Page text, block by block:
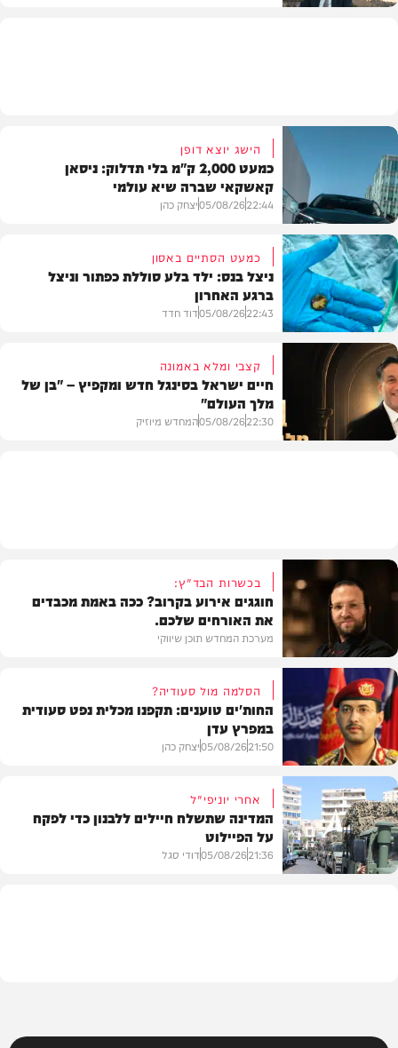
חדשות הרכב
הישג יוצא דופן
כמעט 2,000 ק"מ בלי תדלוק: ניסאן
קאשקאי שברה שיא עולמי
22:44
05/08/26יצחק כהן
בריאות
כמעט הסתיים באסון
ניצל בנס: ילד בלע סוללת כפתור וניצל
ברגע האחרון
22:43
05/08/26דוד חדד
קצבי ומלא באמונה
חיים ישראל בסינגל חדש ומקפיץ – "בן של
מלך העולם"
22:30
05/08/26המחדש מיוזיק
תוכן שיווקי
בכשרות הבד"ץ:
חוגגים אירוע בקרוב? ככה באמת מכבדים
את האורחים שלכם.
מערכת המחדש תוכן שיווקי
צבא וביטחון
הסלמה מול סעודיה?
החות'ים טוענים: תקפנו מכלית נפט סעודית
במפרץ עדן
21:50
05/08/26יצחק כהן
אחרי יוניפי"ל
המדינה שתשלח חיילים ללבנון כדי לפקח
על הפיילוט
21:36
05/08/26דודי סגל